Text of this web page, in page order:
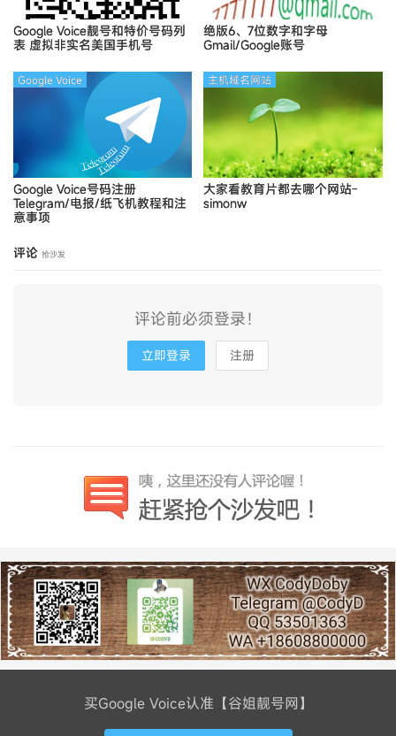
Google Voice靓号和特价号码列
表 虚拟非实名美国手机号
绝版6、7位数字和字母
Gmail/Google账号
Google Voice号码注册
Telegram/电报/纸飞机教程和注
意事项
Google Voice
大家看教育片都去哪个网站-
simonw
主机域名网站
评论 抢沙发
评论前必须登录！
立即登录 注册
买Google Voice认准【谷姐靓号网】